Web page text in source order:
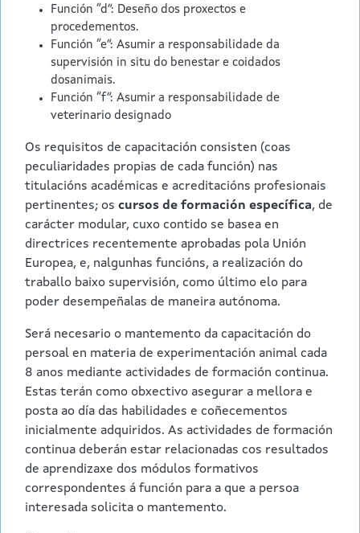
Función “d”: Deseño dos proxectos e
procedementos.
Función “e”: Asumir a responsabilidade da
supervisión in situ do benestar e coidados
dosanimais.
Función “f”: Asumir a responsabilidade de
veterinario designado
Os requisitos de capacitación consisten (coas
peculiaridades propias de cada función) nas
titulacións académicas e acreditacións profesionais
pertinentes; os cursos de formación específica, de
carácter modular, cuxo contido se basea en
directrices recentemente aprobadas pola Unión
Europea, e, nalgunhas funcións, a realización do
traballo baixo supervisión, como último elo para
poder desempeñalas de maneira autónoma.
Será necesario o mantemento da capacitación do
persoal en materia de experimentación animal cada
8 anos mediante actividades de formación continua.
Estas terán como obxectivo asegurar a mellora e
posta ao día das habilidades e coñecementos
inicialmente adquiridos. As actividades de formación
continua deberán estar relacionadas cos resultados
de aprendizaxe dos módulos formativos
correspondentes á función para a que a persoa
interesada solicita o mantemento.